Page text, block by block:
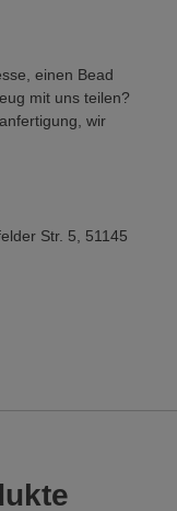
einen Bead
mit uns teilen?
wir
Str. 5, 51145